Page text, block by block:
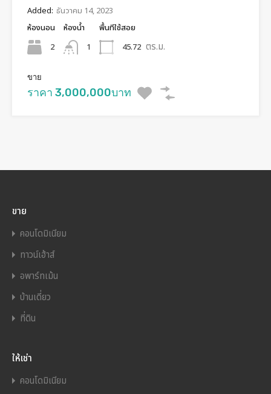
Added: ธันวาคม 14, 2023
ห้องนอน
2
ห้องน้ำ
1
พื้นทีใช้สอย
45.72 ตร.ม.
ขาย
ราคา 3,000,000บาท
ขาย
คอนโดมิเนียม
ทาวน์เฮ้าส์
อพาร์ทเม้น
บ้านเดี่ยว
ที่ดิน
ให้เช่า
คอนโดมิเนียม